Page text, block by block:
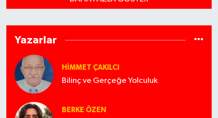
Yazarlar
HIMMET ÇAKILCI
Bilinç ve Gerçeğe Yolculuk
BERKE ÖZEN